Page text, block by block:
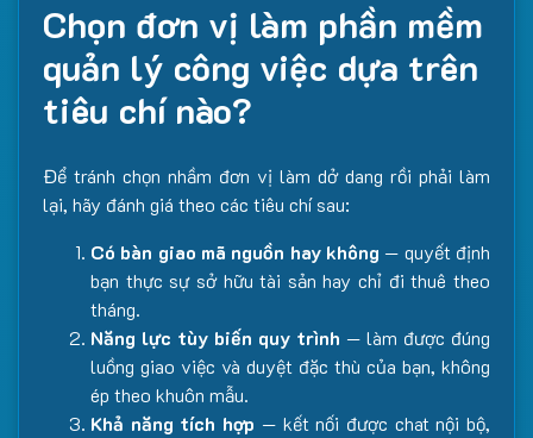
Chọn đơn vị làm phần mềm
quản lý công việc dựa trên
tiêu chí nào?
Để tránh chọn nhầm đơn vị làm dở dang rồi phải làm
lại, hãy đánh giá theo các tiêu chí sau:
Có bàn giao mã nguồn hay không — quyết định
bạn thực sự sở hữu tài sản hay chỉ đi thuê theo
tháng.
Năng lực tùy biến quy trình — làm được đúng
luồng giao việc và duyệt đặc thù của bạn, không
ép theo khuôn mẫu.
Khả năng tích hợp — kết nối được chat nội bộ,